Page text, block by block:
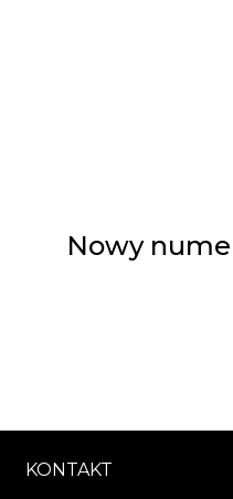
Nowy
KONTAKT